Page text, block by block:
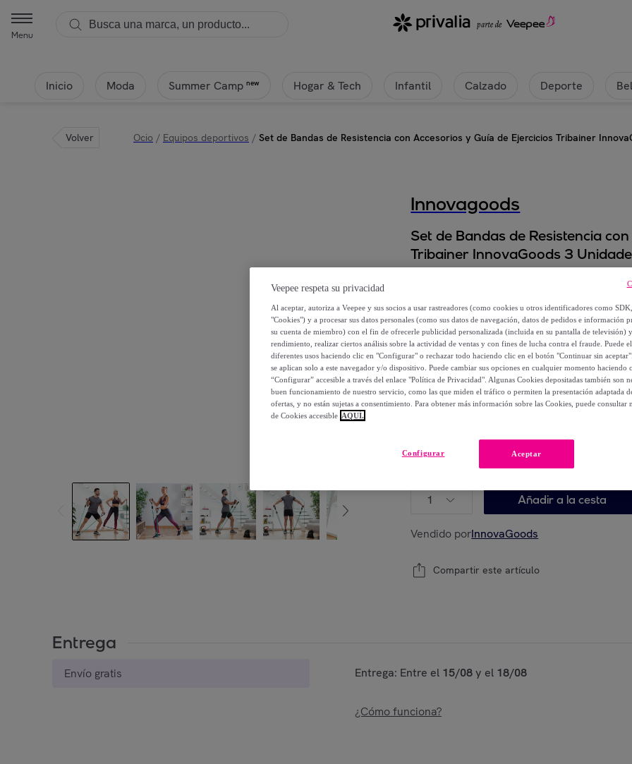
Menu
Inicio Moda Summer Camp new Hogar & Tech Infantil Calzado Deporte
Volver Ocio / Equipos deportivos / Set de Bandas de Resistencia con Accesorios y Guía de Ejercicios Tribainer
Innovagoods
Set de Bandas de Resistencia
Tribainer InnovaGoods 3
30,92 €
48%
Posible recogida de tu antiguo producto, ver
Modelo:
Set de Bandas de Resistencia
InnovaGoods 3 Unidades
1 Añadir a la cesta
Vendido porInnovaGoods
Compartir este artículo
Entrega
Envío gratis Entrega: Entre el 15/08y el 18/08
¿Cómo funciona?
Veepee respeta su privacidad
Al aceptar, autoriza a Veepee y sus socios a usar rastreadores (como cookies u otros identificadores como
"Cookies") y a procesar sus datos personales (como sus datos de navegación, datos de pedidos e información
su cuenta de miembro) con el fin de ofrecerle publicidad personalizada (incluida en su pantalla de televisión)
rendimiento, realizar ciertos análisis sobre la actividad de ventas y con fines de lucha contra el fraude. Puede
diferentes usos haciendo clic en "Configurar" o rechazar todo haciendo clic en el botón "Continuar sin
se aplican solo a este navegador y/o dispositivo. Puede cambiar sus opciones en cualquier momento haciendo
“Configurar” accesible a través del enlace "Política de Privacidad". Algunas Cookies depositadas también son
buen funcionamiento de nuestro servicio, como las que miden el tráfico o permiten la presentación adaptada
ofertas, y no están sujetas a consentimiento. Para obtener más información sobre las Cookies, puede consultar
de Cookies accesible AQUÍ.
Aceptar
Configurar